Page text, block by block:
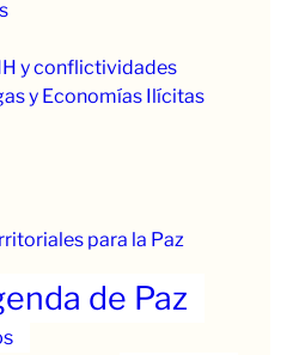
y conflictividades
y Economías Ilícitas
para la Paz
de Paz